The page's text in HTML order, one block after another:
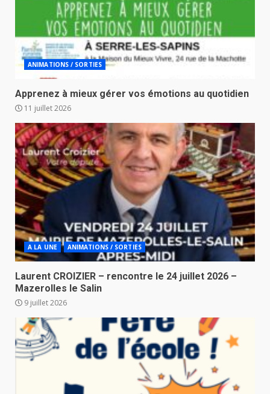
ANIMATIONS / SORTIES
Apprenez à mieux gérer vos émotions au quotidien
11 juillet 2026
A LA UNE ANIMATIONS / SORTIES
Laurent CROIZIER – rencontre le 24 juillet 2026 –
Mazerolles le Salin
9 juillet 2026